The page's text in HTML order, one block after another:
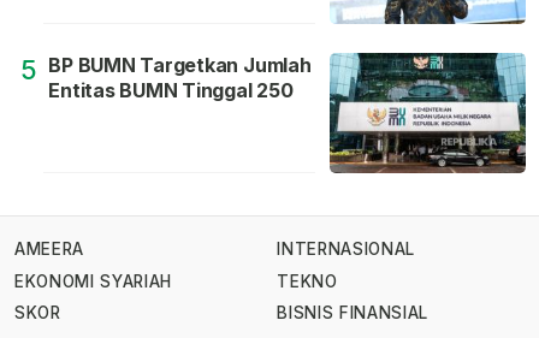
5 BP BUMN Targetkan Jumlah
Entitas BUMN Tinggal 250
AMEERA
EKONOMI SYARIAH
SKOR
INTERNASIONAL
TEKNO
BISNIS FINANSIAL